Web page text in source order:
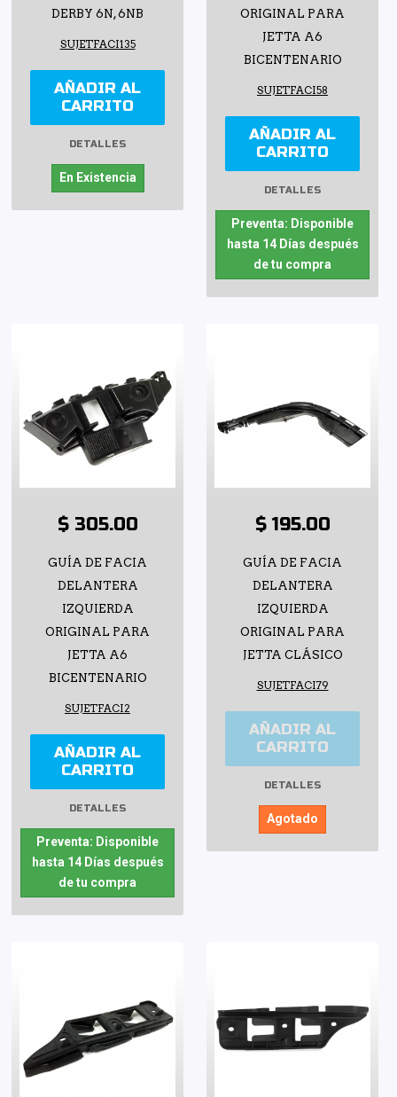
DERBY 6N, 6NB
SUJETFACI135
AÑADIR AL
CARRITO
DETALLES
En Existencia
ORIGINAL PARA
JETTA A6
BICENTENARIO
SUJETFACI58
AÑADIR AL
CARRITO
DETALLES
Preventa: Disponible
hasta 14 Días después
de tu compra
$ 305.00
GUÍA DE FACIA
DELANTERA
IZQUIERDA
ORIGINAL PARA
JETTA A6
BICENTENARIO
SUJETFACI2
AÑADIR AL
CARRITO
DETALLES
Preventa: Disponible
hasta 14 Días después
de tu compra
$ 195.00
GUÍA DE FACIA
DELANTERA
IZQUIERDA
ORIGINAL PARA
JETTA CLÁSICO
SUJETFACI79
AÑADIR AL
CARRITO
DETALLES
Agotado